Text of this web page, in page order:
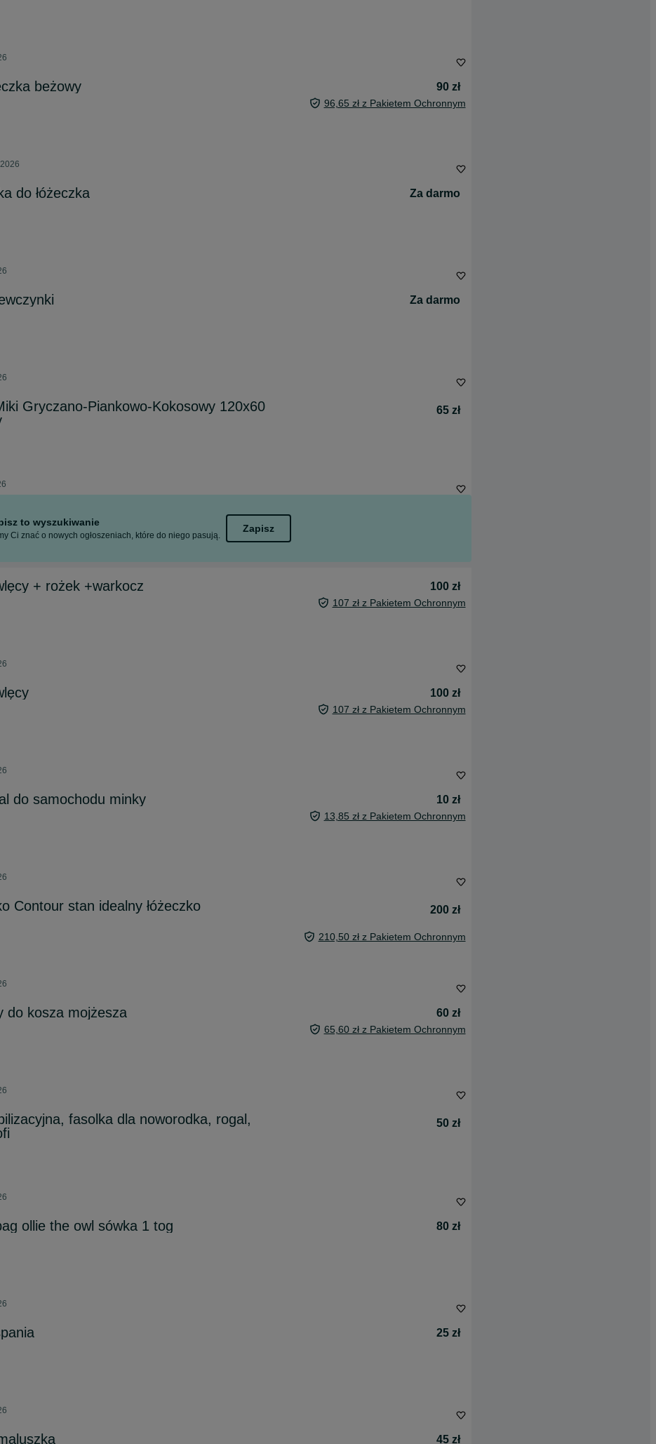
beżowy
90 zł
96,65 zł z Pakietem Ochronnym
do łóżeczka
Za darmo
Za darmo
Gryczano-Piankowo-Kokosowy 120x60
65 zł
to wyszukiwanie
Ci znać o nowych ogłoszeniach, które do niego pasują.
Zapisz
+ rożek +warkocz
100 zł
107 zł z Pakietem Ochronnym
100 zł
107 zł z Pakietem Ochronnym
do samochodu minky
10 zł
13,85 zł z Pakietem Ochronnym
Contour stan idealny łóżeczko
200 zł
210,50 zł z Pakietem Ochronnym
do kosza mojżesza
60 zł
65,60 zł z Pakietem Ochronnym
fasolka dla noworodka, rogal,
50 zł
ollie the owl sówka 1 tog
80 zł
25 zł
45 zł